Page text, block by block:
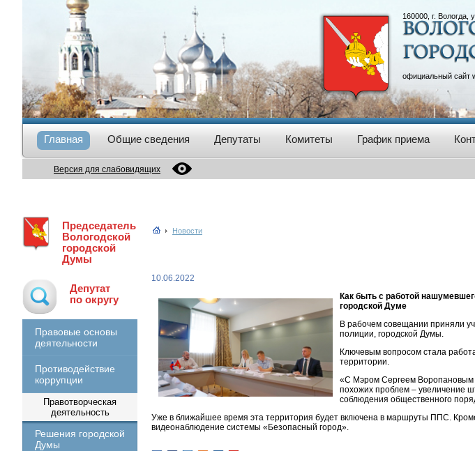
160000, г. Вологда,
официальный сайт
Главная Общие сведения Депутаты Комитеты График приема
Версия для слабовидящих
Председатель
Вологодской
городской
Думы
Депутат
по округу
Правовые основы
деятельности
Противодействие
коррупции
Правотворческая
деятельность
Решения городской
Думы
Новости
10.06.2022
Как быть с работой
городской Думе
В рабочем совещании приняли
полиции, городской Думы.
Ключевым вопросом стала
территории.
«С Мэром Сергеем Воропановым
похожих проблем – увеличение
соблюдения общественного
Уже в ближайшее время эта территория будет включена в маршруты ППС.
видеонаблюдение системы «Безопасный город».